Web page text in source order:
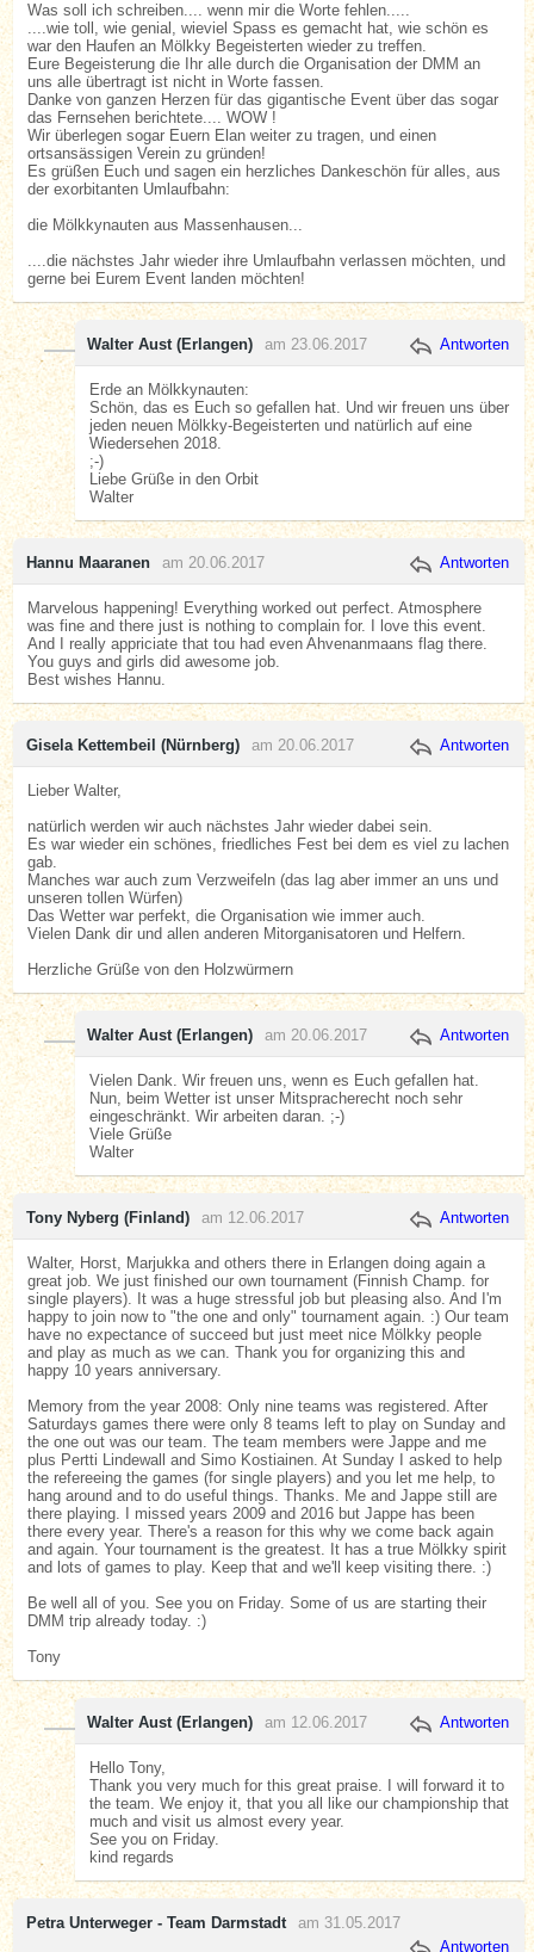
Was soll ich schreiben.... wenn mir die Worte fehlen.....
....wie toll, wie genial, wieviel Spass es gemacht hat, wie schön es
war den Haufen an Mölkky Begeisterten wieder zu treffen.
Eure Begeisterung die Ihr alle durch die Organisation der DMM an
uns alle übertragt ist nicht in Worte fassen.
Danke von ganzen Herzen für das gigantische Event über das sogar
das Fernsehen berichtete.... WOW !
Wir überlegen sogar Euern Elan weiter zu tragen, und einen
ortsansässigen Verein zu gründen!
Es grüßen Euch und sagen ein herzliches Dankeschön für alles, aus
der exorbitanten Umlaufbahn:
die Mölkkynauten aus Massenhausen...
....die nächstes Jahr wieder ihre Umlaufbahn verlassen möchten, und
gerne bei Eurem Event landen möchten!
Walter Aust (Erlangen) am 23.06.2017 Antworten
Erde an Mölkkynauten:
Schön, das es Euch so gefallen hat. Und wir freuen uns über
jeden neuen Mölkky-Begeisterten und natürlich auf eine
Wiedersehen 2018.
;-)
Liebe Grüße in den Orbit
Walter
Hannu Maaranen am 20.06.2017 Antworten
Marvelous happening! Everything worked out perfect. Atmosphere
was fine and there just is nothing to complain for. I love this event.
And I really appriciate that tou had even Ahvenanmaans flag there.
You guys and girls did awesome job.
Best wishes Hannu.
Gisela Kettembeil (Nürnberg) am 20.06.2017 Antworten
Lieber Walter,
natürlich werden wir auch nächstes Jahr wieder dabei sein.
Es war wieder ein schönes, friedliches Fest bei dem es viel zu lachen
gab.
Manches war auch zum Verzweifeln (das lag aber immer an uns und
unseren tollen Würfen)
Das Wetter war perfekt, die Organisation wie immer auch.
Vielen Dank dir und allen anderen Mitorganisatoren und Helfern.
Herzliche Grüße von den Holzwürmern
Walter Aust (Erlangen) am 20.06.2017 Antworten
Vielen Dank. Wir freuen uns, wenn es Euch gefallen hat.
Nun, beim Wetter ist unser Mitspracherecht noch sehr
eingeschränkt. Wir arbeiten daran. ;-)
Viele Grüße
Walter
Tony Nyberg (Finland) am 12.06.2017 Antworten
Walter, Horst, Marjukka and others there in Erlangen doing again a
great job. We just finished our own tournament (Finnish Champ. for
single players). It was a huge stressful job but pleasing also. And I'm
happy to join now to "the one and only" tournament again. :) Our team
have no expectance of succeed but just meet nice Mölkky people
and play as much as we can. Thank you for organizing this and
happy 10 years anniversary.
Memory from the year 2008: Only nine teams was registered. After
Saturdays games there were only 8 teams left to play on Sunday and
the one out was our team. The team members were Jappe and me
plus Pertti Lindewall and Simo Kostiainen. At Sunday I asked to help
the refereeing the games (for single players) and you let me help, to
hang around and to do useful things. Thanks. Me and Jappe still are
there playing. I missed years 2009 and 2016 but Jappe has been
there every year. There's a reason for this why we come back again
and again. Your tournament is the greatest. It has a true Mölkky spirit
and lots of games to play. Keep that and we'll keep visiting there. :)
Be well all of you. See you on Friday. Some of us are starting their
DMM trip already today. :)
Tony
Walter Aust (Erlangen) am 12.06.2017 Antworten
Hello Tony,
Thank you very much for this great praise. I will forward it to
the team. We enjoy it, that you all like our championship that
much and visit us almost every year.
See you on Friday.
kind regards
Petra Unterweger - Team Darmstadt
am 31.05.2017
Antworten